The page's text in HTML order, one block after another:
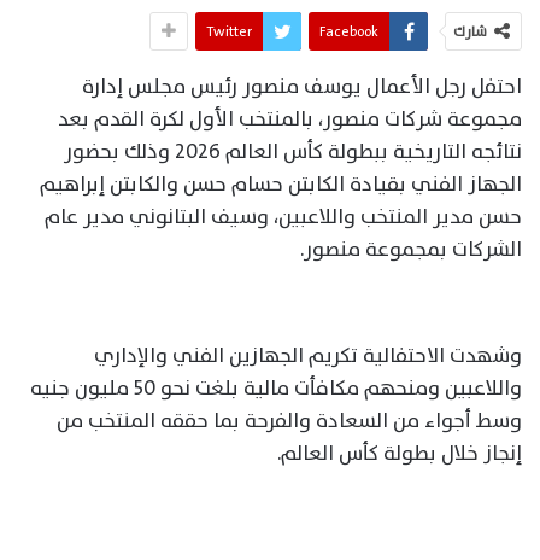
شارك Facebook
Twitter
احتفل رجل الأعمال يوسف منصور رئيس مجلس إدارة
مجموعة شركات منصور، بالمنتخب الأول لكرة القدم بعد
نتائجه التاريخية ببطولة كأس العالم 2026 وذلك بحضور
الجهاز الفني بقيادة الكابتن حسام حسن والكابتن إبراهيم
حسن مدير المنتخب واللاعبين، وسيف البتانوني مدير عام
الشركات بمجموعة منصور.
وشهدت الاحتفالية تكريم الجهازين الفني والإداري
واللاعبين ومنحهم مكافأت مالية بلغت نحو 50 مليون جنيه
وسط أجواء من السعادة والفرحة بما حققه المنتخب من
إنجاز خلال بطولة كأس العالم.